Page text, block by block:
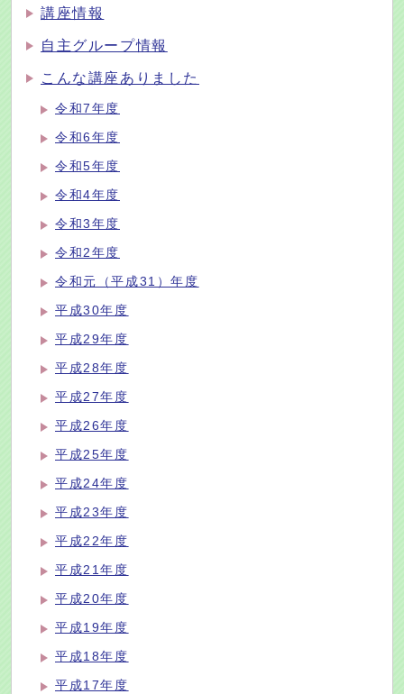
講座情報
自主グループ情報
こんな講座ありました
令和7年度
令和6年度
令和5年度
令和4年度
令和3年度
令和2年度
令和元（平成31）年度
平成30年度
平成29年度
平成28年度
平成27年度
平成26年度
平成25年度
平成24年度
平成23年度
平成22年度
平成21年度
平成20年度
平成19年度
平成18年度
平成17年度